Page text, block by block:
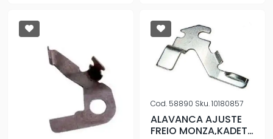
Cod. 58890 Sku.10180857
ALAVANCA AJUSTE
FREIO MONZA,KADETT